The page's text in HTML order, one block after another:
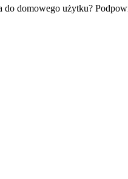
do domowego użytku?